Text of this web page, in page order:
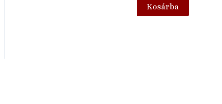
Kosárba